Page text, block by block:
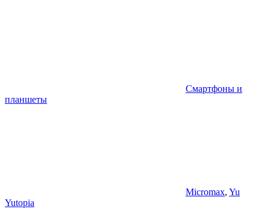
Смартфоны и
планшеты
Micromax, Yu
Yutopia